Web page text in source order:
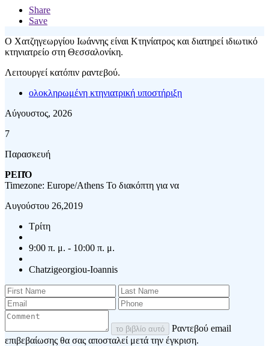
Share
Save
Ο Χατζηγεωργίου Ιωάννης είναι Κτηνίατρος και διατηρεί ιδιωτικό
κτηνιατρείο στη Θεσσαλονίκη.
Λειτουργεί κατόπιν ραντεβού.
ολοκληρωμένη κτηνιατρική υποστήριξη
Αύγουστος, 2026
7
Παρασκευή
ΡΕΠΌ
Timezone: Europe/Athens Το διακόπτη για να
Αυγούστου 26,2019
Τρίτη
9:00 π. μ. - 10:00 π. μ.
Chatzigeorgiou-Ioannis
το βιβλίο αυτό
Ραντεβού email
επιβεβαίωσης θα σας αποσταλεί μετά την έγκριση.